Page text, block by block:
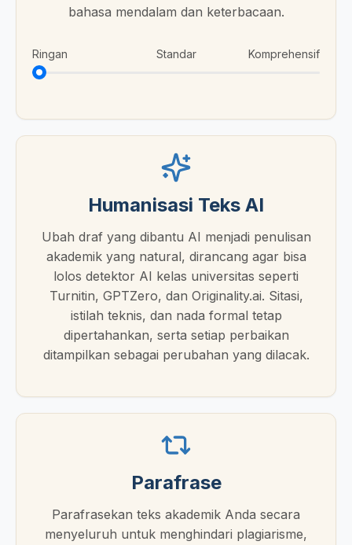
bahasa mendalam dan keterbacaan.
Ringan Standar Komprehensif
Humanisasi Teks AI
Ubah draf yang dibantu AI menjadi penulisan
akademik yang natural, dirancang agar bisa
lolos detektor AI kelas universitas seperti
Turnitin, GPTZero, dan Originality.ai. Sitasi,
istilah teknis, dan nada formal tetap
dipertahankan, serta setiap perbaikan
ditampilkan sebagai perubahan yang dilacak.
Parafrase
Parafrasekan teks akademik Anda secara
menyeluruh untuk menghindari plagiarisme,